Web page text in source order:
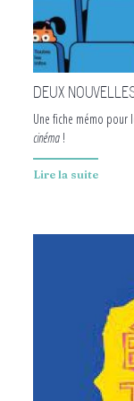
DEUX
Une fiche mémo pour
cinéma !
Lire la suite